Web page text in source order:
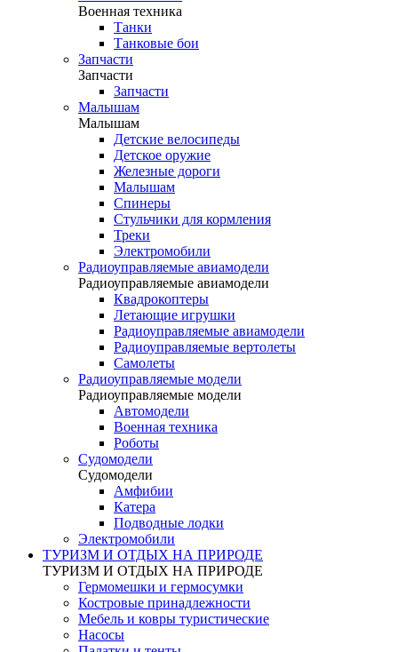
Военная техника
Танки
Танковые бои
Запчасти
Запчасти
Запчасти
Малышам
Малышам
Детские велосипеды
Детское оружие
Железные дороги
Малышам
Спинеры
Стульчики для кормления
Треки
Электромобили
Радиоуправляемые авиамодели
Радиоуправляемые авиамодели
Квадрокоптеры
Летающие игрушки
Радиоуправляемые авиамодели
Радиоуправляемые вертолеты
Самолеты
Радиоуправляемые модели
Радиоуправляемые модели
Автомодели
Военная техника
Роботы
Судомодели
Судомодели
Амфибии
Катера
Подводные лодки
Электромобили
ТУРИЗМ И ОТДЫХ НА ПРИРОДЕ
ТУРИЗМ И ОТДЫХ НА ПРИРОДЕ
Гермомешки и гермосумки
Костровые принадлежности
Мебель и ковры туристические
Насосы